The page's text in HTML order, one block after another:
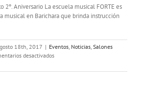
2º. Aniversario La escuela musical FORTE es
musical en Barichara que brinda instrucción
18th, 2017 | Eventos, Noticias, Salones
desactivadosen
La